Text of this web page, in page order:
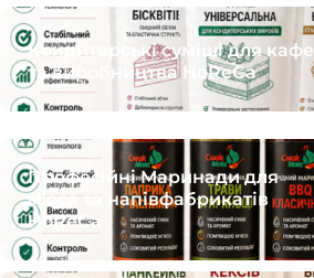
Кондитерські суміші для кафе
та виробництва HoReCa
Професійні Маринади для
м’яса та напівфабрикатів
HoReCa